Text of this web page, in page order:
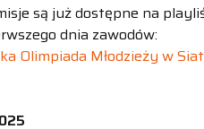
są już dostępne na
dnia zawodów:
Olimpiada Młodzieży w